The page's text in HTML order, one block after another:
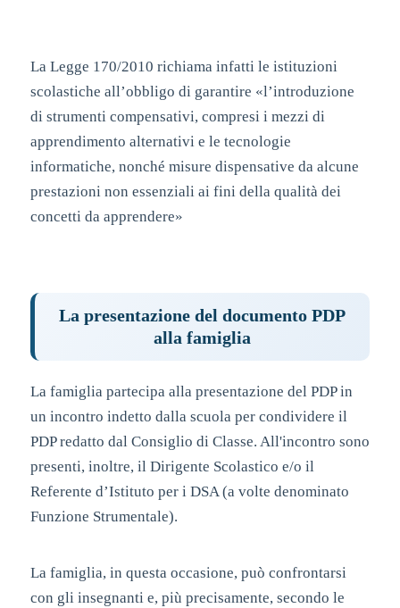
La Legge 170/2010 richiama infatti le istituzioni
scolastiche all’obbligo di garantire «l’introduzione
di strumenti compensativi, compresi i mezzi di
apprendimento alternativi e le tecnologie
informatiche, nonché misure dispensative da alcune
prestazioni non essenziali ai fini della qualità dei
concetti da apprendere»
La presentazione del documento PDP
alla famiglia
La famiglia partecipa alla presentazione del PDP in
un incontro indetto dalla scuola per condividere il
PDP redatto dal Consiglio di Classe. All'incontro sono
presenti, inoltre, il Dirigente Scolastico e/o il
Referente d’Istituto per i DSA (a volte denominato
Funzione Strumentale).
La famiglia, in questa occasione, può confrontarsi
con gli insegnanti e, più precisamente, secondo le